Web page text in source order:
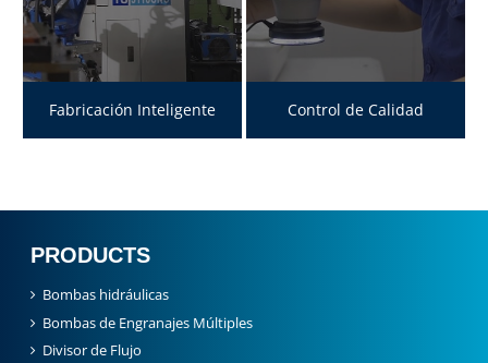
Fabricación Inteligente Control de Calidad
Bombas hidráulicas
Bombas de Engranajes Múltiples
Divisor de Flujo
Bombas de Alta y Baja Presión